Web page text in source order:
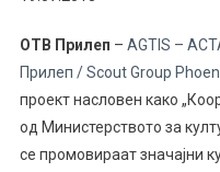
ОТВ Прилеп – AGTIS –
Прилеп / Scout Group
проект насловен како
од Министерството за
се промовираат значајни